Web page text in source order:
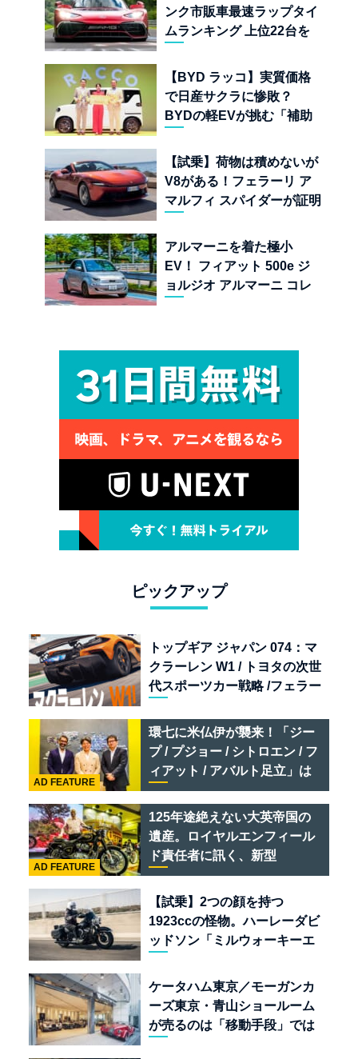
ンク市販車最速ラップタイ
ムランキング 上位22台を
【BYD ラッコ】実質価格
で日産サクラに惨敗？
BYDの軽EVが挑む「補助
界
【試乗】荷物は積めないが
V8がある！フェラーリ ア
マルフィ スパイダーが証明
ーの至福
アルマーニを着た極小
EV！ フィアット 500e ジ
ョルジオ アルマーニ コレ
ピックアップ
トップギア ジャパン 074：マ
クラーレン W1 / トヨタの次世
代スポーツカー戦略 /フェラー
リオ /ベントレー スーパース
ポーツ
環七に米仏伊が襲来！「ジー
プ / プジョー / シトロエン / フ
ィアット / アバルト足立」は
クルマのセレクトショップで
ある
AD FEATURE
125年途絶えない大英帝国の
遺産。ロイヤルエンフィール
ド責任者に訊く、新型
「BULLET 650」と“時間の
質”を愛する理由
AD FEATURE
【試乗】2つの顔を持つ
1923ccの怪物。ハーレーダビ
ッドソン「ミルウォーキーエ
ケータハム東京／モーガンカ
ーズ東京・青山ショールーム
が売るのは「移動手段」では